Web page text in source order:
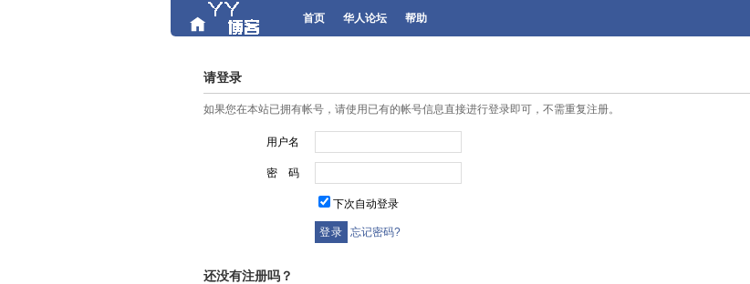
首页 华人论坛 帮助
请登录
如果您在本站已拥有帐号，请使用已有的帐号信息直接进行登录即可，不需重复注册。
用户名
密 码
下次自动登录
忘记密码?
还没有注册吗？